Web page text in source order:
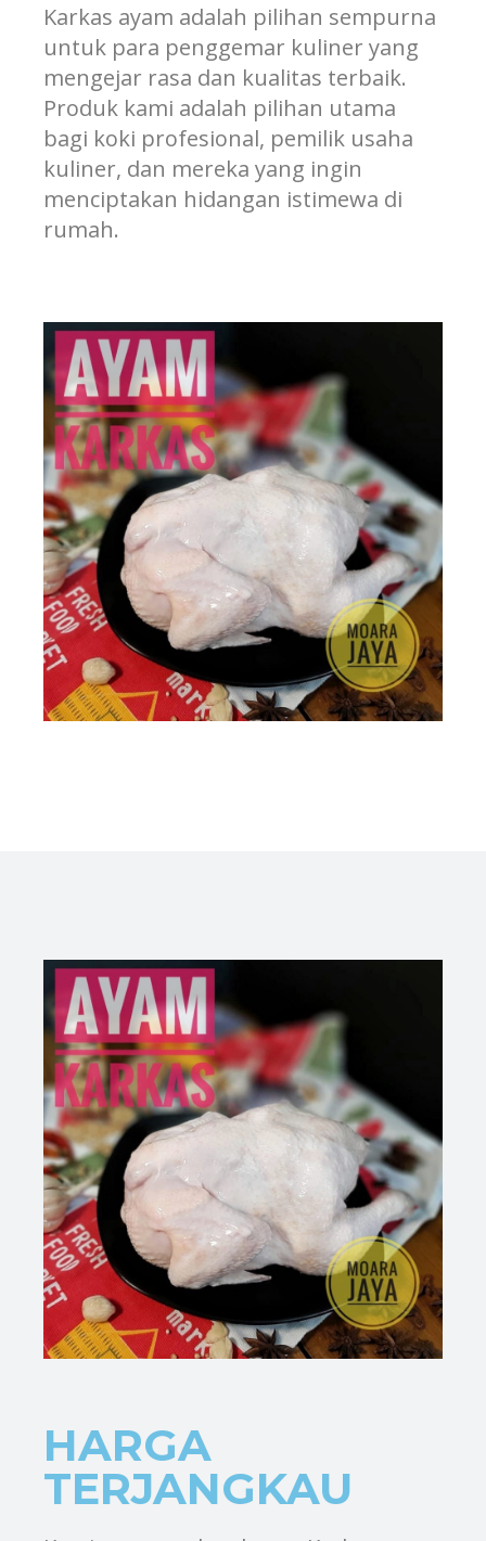
Karkas ayam adalah pilihan sempurna
untuk para penggemar kuliner yang
mengejar rasa dan kualitas terbaik.
Produk kami adalah pilihan utama
bagi koki profesional, pemilik usaha
kuliner, dan mereka yang ingin
menciptakan hidangan istimewa di
rumah.
HARGA
TERJANGKAU